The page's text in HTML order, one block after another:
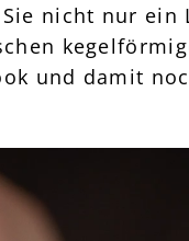
nicht nur
und damit